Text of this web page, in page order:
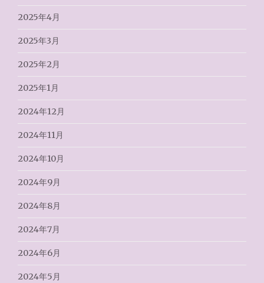
2025年4月
2025年3月
2025年2月
2025年1月
2024年12月
2024年11月
2024年10月
2024年9月
2024年8月
2024年7月
2024年6月
2024年5月